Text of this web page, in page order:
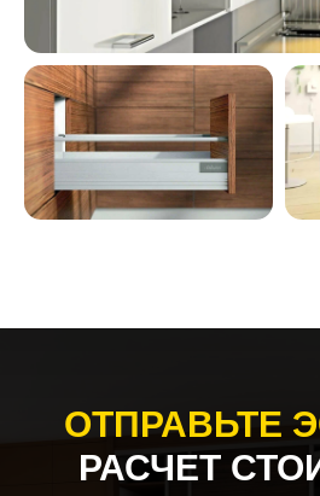
ОТПРАВЬТЕ
РАСЧЕТ